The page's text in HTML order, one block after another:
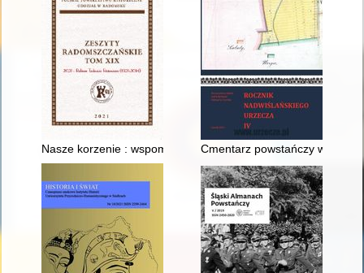
Nasze korzenie : wspomnienia z lat 20 i 30. XX wieku. (Cz. 1)
Cmentarz powstańczy w